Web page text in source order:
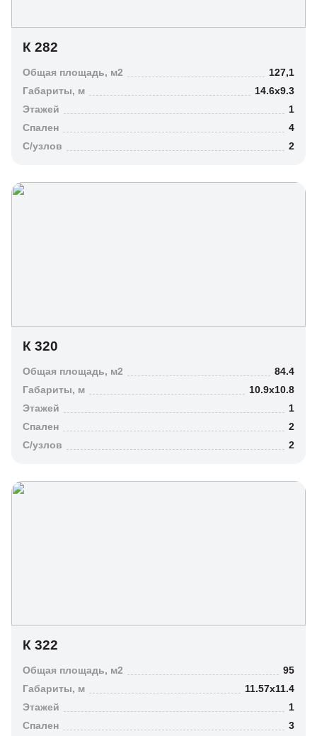
1
2
3
Цоколь
2
3
4
6
2
3
4
4+
К 282
Общая площадь, м2
127,1
Габариты, м
14.6х9.3
Этажей
1
Спален
4
C/узлов
2
К 320
Общая площадь, м2
84.4
Габариты, м
10.9х10.8
Этажей
1
Спален
2
C/узлов
2
К 322
Общая площадь, м2
95
Габариты, м
11.57х11.4
Этажей
1
Спален
3